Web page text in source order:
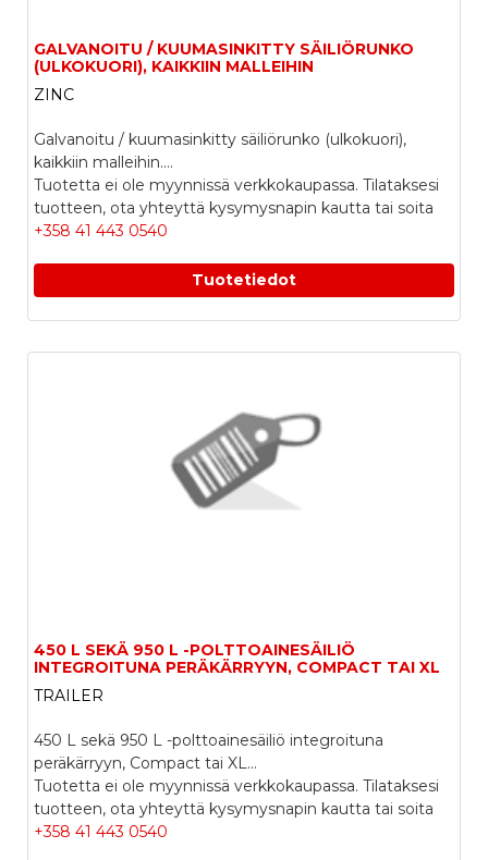
GALVANOITU / KUUMASINKITTY SÄILIÖRUNKO
(ULKOKUORI), KAIKKIIN MALLEIHIN
ZINC
Galvanoitu / kuumasinkitty säiliörunko (ulkokuori),
kaikkiin malleihin....
Tuotetta ei ole myynnissä verkkokaupassa. Tilataksesi
tuotteen, ota yhteyttä kysymysnapin kautta tai soita
+358 41 443 0540
Tuotetiedot
450 L SEKÄ 950 L -POLTTOAINESÄILIÖ
INTEGROITUNA PERÄKÄRRYYN, COMPACT TAI XL
TRAILER
450 L sekä 950 L -polttoainesäiliö integroituna
peräkärryyn, Compact tai XL...
Tuotetta ei ole myynnissä verkkokaupassa. Tilataksesi
tuotteen, ota yhteyttä kysymysnapin kautta tai soita
+358 41 443 0540